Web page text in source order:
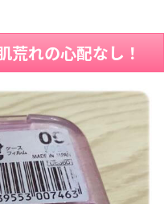
荒れの心配なし！